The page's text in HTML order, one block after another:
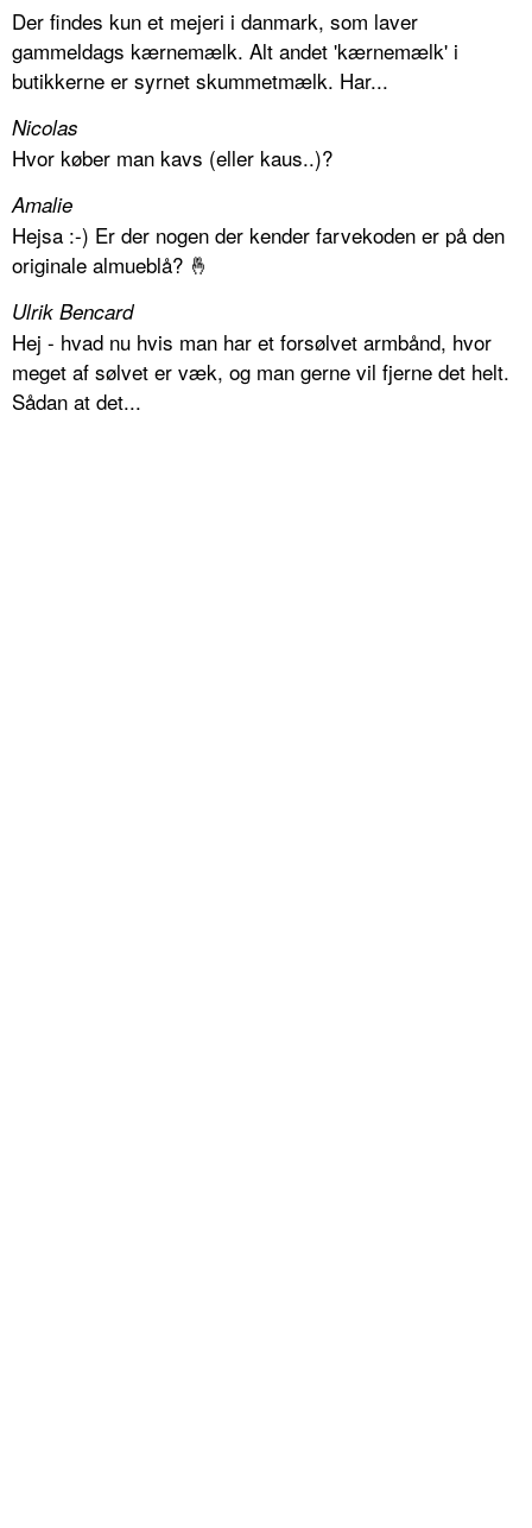
Der findes kun et mejeri i danmark, som laver
gammeldags kærnemælk. Alt andet 'kærnemælk' i
butikkerne er syrnet skummetmælk. Har...
Nicolas
Hvor køber man kavs (eller kaus..)?
Amalie
Hejsa :-) Er der nogen der kender farvekoden er på den
originale almueblå? 🤞
Ulrik Bencard
Hej - hvad nu hvis man har et forsølvet armbånd, hvor
meget af sølvet er væk, og man gerne vil fjerne det helt.
Sådan at det...